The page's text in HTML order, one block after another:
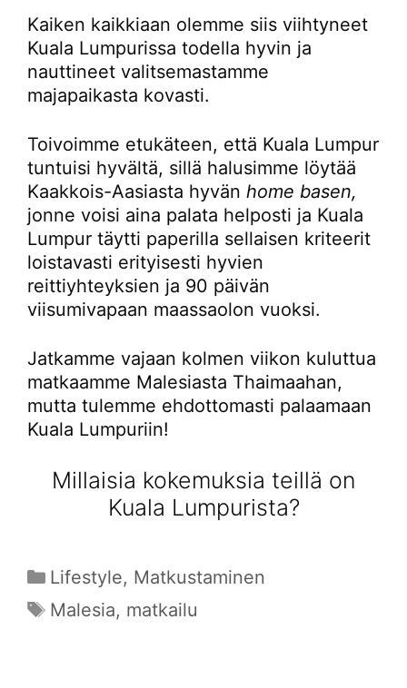
Kaiken kaikkiaan olemme siis viihtyneet
Kuala Lumpurissa todella hyvin ja
nauttineet valitsemastamme
majapaikasta kovasti.
Toivoimme etukäteen, että Kuala Lumpur
tuntuisi hyvältä, sillä halusimme löytää
Kaakkois-Aasiasta hyvän home basen,
jonne voisi aina palata helposti ja Kuala
Lumpur täytti paperilla sellaisen kriteerit
loistavasti erityisesti hyvien
reittiyhteyksien ja 90 päivän
viisumivapaan maassaolon vuoksi.
Jatkamme vajaan kolmen viikon kuluttua
matkaamme Malesiasta Thaimaahan,
mutta tulemme ehdottomasti palaamaan
Kuala Lumpuriin!
Millaisia kokemuksia teillä on
Kuala Lumpurista?
Kategoriat
Lifestyle, Matkustaminen
Avainsanat
Malesia, matkailu